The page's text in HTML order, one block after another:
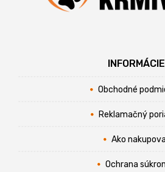
INFORMÁCIE
Obchodné
Reklamačný
Ako
Ochrana